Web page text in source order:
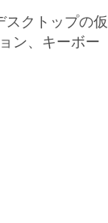
スクトップの仮
ン、キーボー